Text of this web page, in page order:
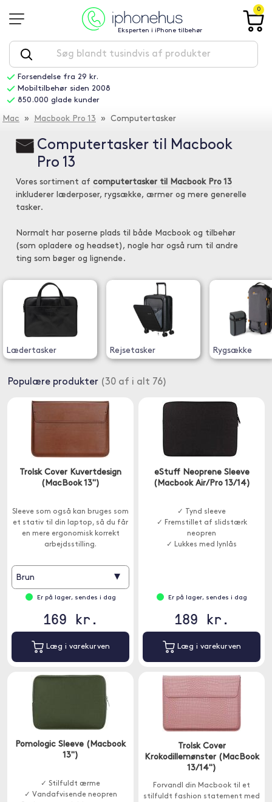
Eksperten i iPhone tilbehør
0
Forsendelse fra 29 kr.
Mobiltilbehør siden 2008
850.000 glade kunder
Mac » Macbook Pro 13 » Computertasker
Computertasker til Macbook
Pro 13
Vores sortiment af computertasker til Macbook Pro 13
inkluderer læderposer, rygsække, ærmer og mere generelle
tasker.
Normalt har poserne plads til både Macbook og tilbehør
(som opladere og headset), nogle har også rum til andre
ting som bøger og lignende.
Lædertasker Rejsetasker Rygsække
Populære produkter (30 af i alt 76)
Trolsk Cover Kuvertdesign
(MacBook 13")
Sleeve som også kan bruges som
et stativ til din laptop, så du får
en mere ergonomisk korrekt
arbejdsstilling.
Brun ▾
Er på lager, sendes i dag
169 kr.
Læg i varekurven
eStuff Neoprene Sleeve
(Macbook Air/Pro 13/14)
✓ Tynd sleeve
✓ Fremstillet af slidstærk
neopren
✓ Lukkes med lynlås
Er på lager, sendes i dag
189 kr.
Læg i varekurven
Pomologic Sleeve (Macbook
13")
✓ Stilfuldt ærme
✓ Vandafvisende neopren
Trolsk Cover
Krokodillemønster (MacBook
13/14")
Forvandl din Macbook til et
stilfuldt fashion statement med